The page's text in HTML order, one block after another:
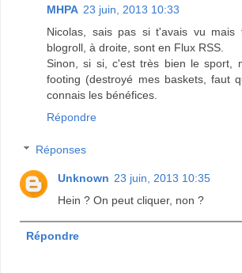
MHPA 23 juin, 2013 10:33
Nicolas, sais pas si t'avais vu
blogroll, à droite, sont en Flux RSS.
Sinon, si si, c'est très bien le sport,
footing (destroyé mes baskets, faut
connais les bénéfices.
Répondre
Réponses
Unknown 23 juin, 2013 10:35
Hein ? On peut cliquer, non ?
Répondre